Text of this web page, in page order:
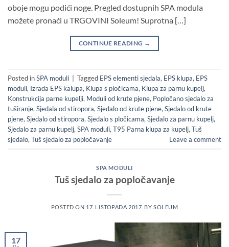
oboje mogu podići noge. Pregled dostupnih SPA modula
možete pronaći u TRGOVINI Soleum! Suprotna […]
CONTINUE READING →
Posted inSPA moduli Tagged EPS elementi sjedala, EPS klupa, EPS
moduli, Izrada EPS kalupa, Klupa s pločicama, Klupa za parnu kupelj,
Konstrukcija parne kupelji, Moduli od krute pjene, Popločano sjedalo za
tuširanje,Sjedala od stiropora,Sjedalo od krute pjene,Sjedalo od krute
pjene,Sjedalo od stiropora,Sjedalo s pločicama,Sjedalo za parnu kupelj,
Sjedalo za parnu kupelj,SPA moduli,T95 Parna klupa za kupelj,Tuš
sjedalo,Tuš sjedalo za popločavanje Leave a comment
SPA MODULI
Tuš sjedalo za popločavanje
POSTED ON 17. LISTOPADA 2017. BYSOLEUM
17